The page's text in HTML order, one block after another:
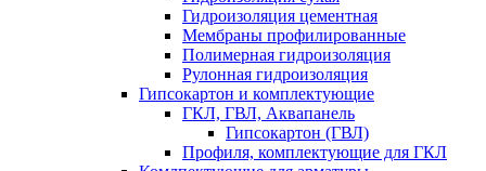
Гидроизоляция цементная
Мембраны профилированные
Полимерная гидроизоляция
Рулонная гидроизоляция
Гипсокартон и комплектующие
ГКЛ, ГВЛ, Аквапанель
Гипсокартон (ГВЛ)
Профиля, комплектующие для ГКЛ